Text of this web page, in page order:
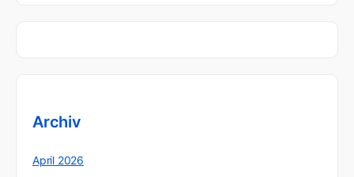
Archiv
April 2026